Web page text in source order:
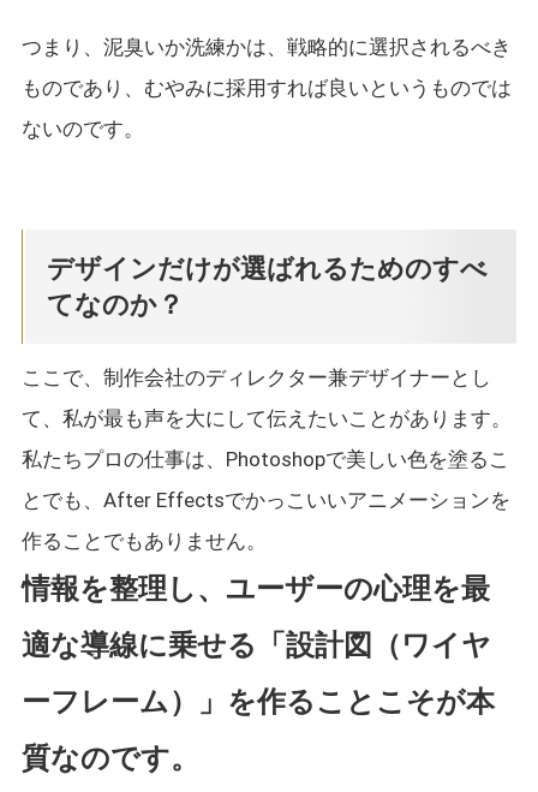
つまり、泥臭いか洗練かは、戦略的に選択されるべき
ものであり、むやみに採用すれば良いというものでは
ないのです。
デザインだけが選ばれるためのすべ
てなのか？
ここで、制作会社のディレクター兼デザイナーとし
て、私が最も声を大にして伝えたいことがあります。
私たちプロの仕事は、Photoshopで美しい色を塗るこ
とでも、After Effectsでかっこいいアニメーションを
作ることでもありません。
情報を整理し、ユーザーの心理を最
適な導線に乗せる「設計図（ワイヤ
ーフレーム）」を作ることこそが本
質なのです。